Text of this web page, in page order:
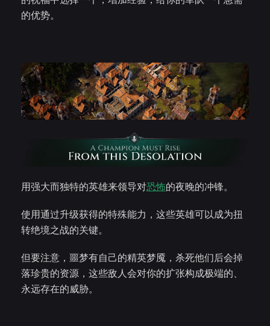
的优势。
用强大而独特的英雄来领导对恐怖的夜晚的冲锋。
使用通过升级获得的特殊能力，这些英雄可以成为扭
转绝境之战的关键。
但要注意，噩梦有自己的精英梦魇，杀死他们后会掉
落珍贵的资源，这些敌人会对你的扩张构成极端的、
永远存在的威胁。